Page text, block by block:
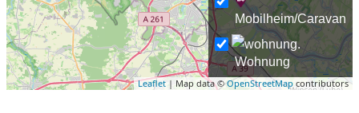
Leaflet | Map data ©OpenStreetMap contributors
Mobilheim/Caravan
Wohnung